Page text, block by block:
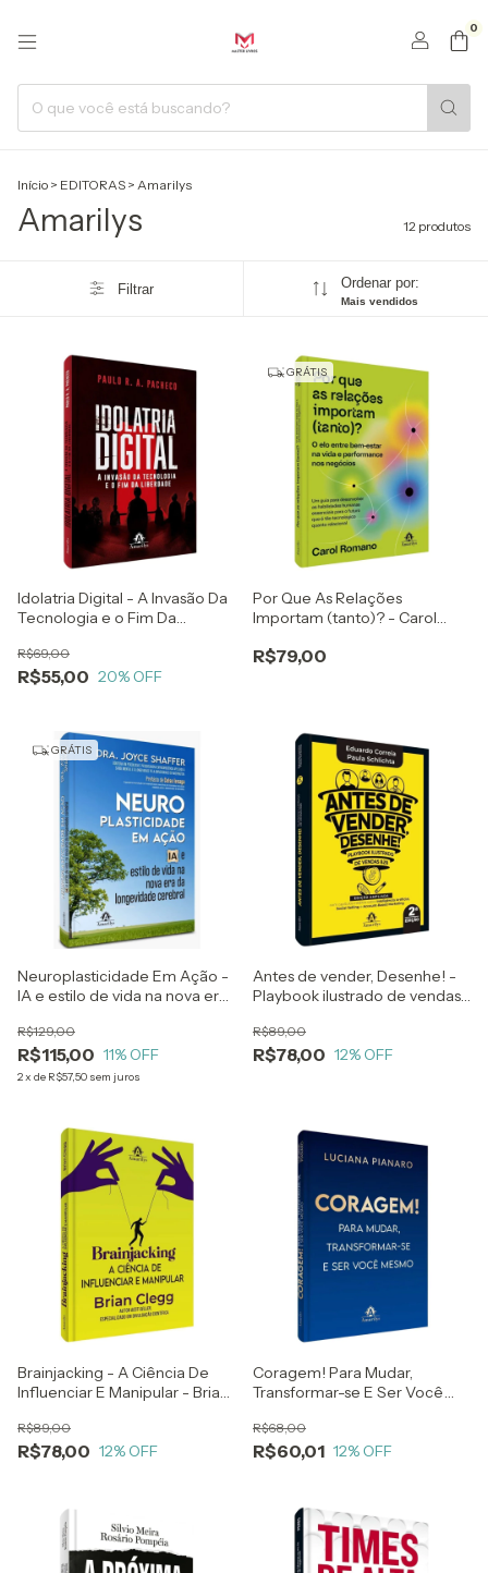
0
Início > EDITORAS > Amarilys
Amarilys 12 produtos
Filtrar Ordenar por:
Mais vendidos
Idolatria Digital - A Invasão Da
Tecnologia e o Fim Da
Pacheco
R$55,00
R$69,00
20% OFF
GRÁTIS
Por Que As Relações
Importam (tanto)? - Carol
R$79,00
GRÁTIS
Neuroplasticidade Em Ação -
IA e estilo de vida na nova era
Joyce Shaffer
R$115,00
R$129,00
11% OFF
2x de R$57,50 sem juros
Antes de vender, Desenhe! -
Playbook ilustrado de vendas
Correia e Paula Schlichta
R$78,00
R$89,00
12% OFF
Brainjacking - A Ciência De
Influenciar E Manipular - Brian
R$78,00
R$89,00
12% OFF
Coragem! Para Mudar,
Transformar-se E Ser Você
R$60,01
R$68,00
12% OFF